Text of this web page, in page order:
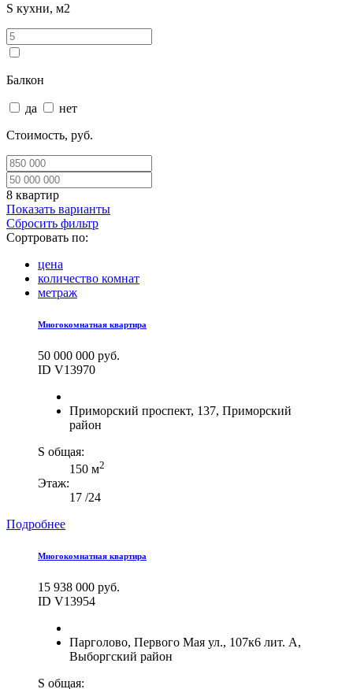
S кухни, м2
Балкон
да
нет
Стоимость, руб.
8 квартир
Показать варианты
Сбросить фильтр
Сортровать по:
цена
количество комнат
метраж
Многокомнатная квартира
50 000 000 руб.
ID V13970
Приморский проспект, 137, Приморский
район
S общая:
150 м2
Этаж:
17 /24
Подробнее
Многокомнатная квартира
15 938 000 руб.
ID V13954
Парголово, Первого Мая ул., 107к6 лит. А,
Выборгский район
S общая: